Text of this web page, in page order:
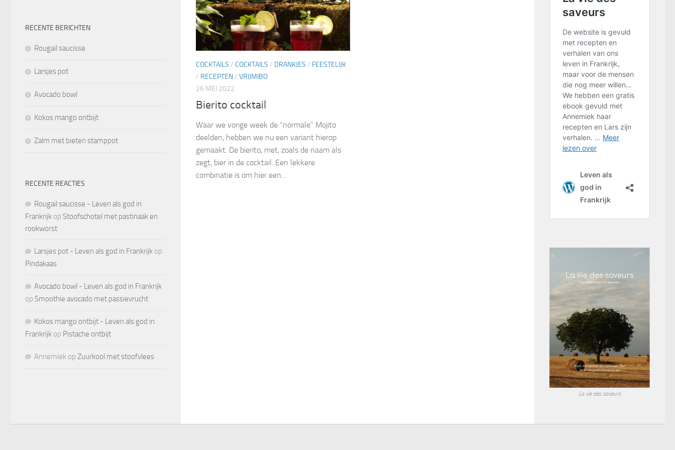
COCKTAILS / COCKTAILS / DRANKJES / FEESTELIJK
/ RECEPTEN/ VRIJMIBO
26 MEI 2022
Bierito cocktail
Waar we vorige week de “normale” Mojito
deelden, hebben we nu een variant hierop
gemaakt. De bierito, met, zoals de naam als
zegt, bier in de cocktail. Een lekkere
combinatie is om hier een...
RECENTE BERICHTEN
Rougail saucisse
Larsjes pot
Avocado bowl
Kokos mango ontbijt
Zalm met bieten stamppot
RECENTE REACTIES
Rougail saucisse - Leven als god in
Frankrijk op Stoofschotel met pastinaak en
rookworst
Larsjes pot - Leven als god in Frankrijk op
Pindakaas
Avocado bowl - Leven als god in Frankrijk
op Smoothie avocado met passievrucht
Kokos mango ontbijt - Leven als god in
Frankrijk op Pistache ontbijt
Annemiek op Zuurkool met stoofvlees
La vie des saveurs